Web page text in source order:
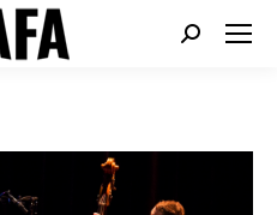
Search: